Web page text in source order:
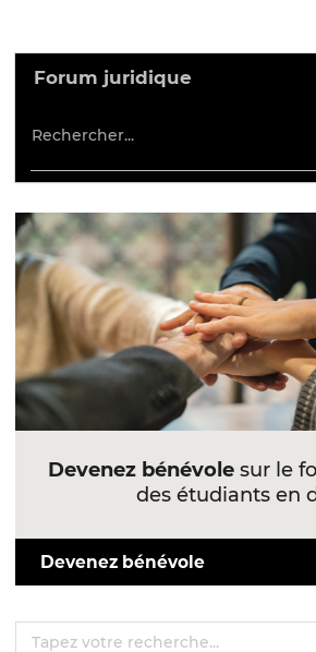
Forum juridique
Devenez bénévolesur le
des étudiants en
Devenez bénévole